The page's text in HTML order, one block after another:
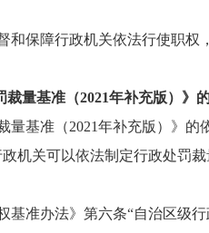
和保障行政机关依法行使职权
量基准（2021年补充版）》
量基准（2021年补充版）》的
政机关可以依法制定行政处罚
基准办法》第六条“自治区级